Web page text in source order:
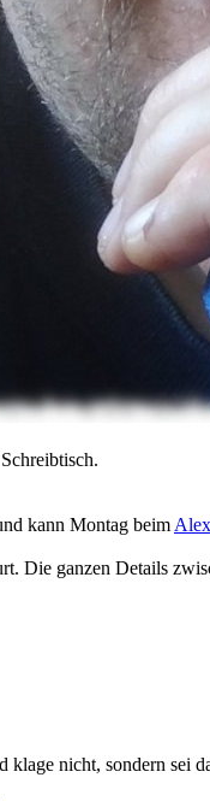
kann Montag beim
Die ganzen Details
nicht, sondern sei